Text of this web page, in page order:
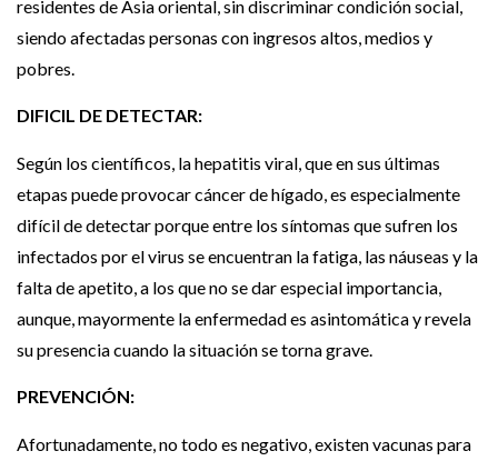
residentes de Asia oriental, sin discriminar condición social,
siendo afectadas personas con ingresos altos, medios y
pobres.
DIFICIL DE DETECTAR:
Según los científicos, la hepatitis viral, que en sus últimas
etapas puede provocar cáncer de hígado, es especialmente
difícil de detectar porque entre los síntomas que sufren los
infectados por el virus se encuentran la fatiga, las náuseas y la
falta de apetito, a los que no se dar especial importancia,
aunque, mayormente la enfermedad es asintomática y revela
su presencia cuando la situación se torna grave.
PREVENCIÓN:
Afortunadamente, no todo es negativo, existen vacunas para